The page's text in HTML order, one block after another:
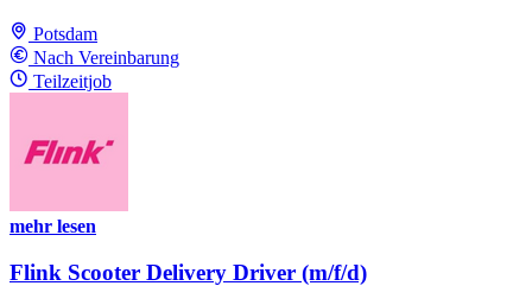
Potsdam
Nach Vereinbarung
Teilzeitjob
mehr lesen
Flink Scooter Delivery Driver (m/f/d)